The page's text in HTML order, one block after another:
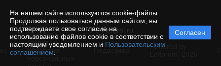
На нашем сайте используются cookie-файлы.
Продолжая пользоваться данным сайтом, вы
подтверждаете свое согласие на
использование файлов cookie в соответствии с
настоящим уведомлением и Пользовательским
соглашением
Согласен
© e-integral.ru
Политика
защиты и
обработки
Powered by